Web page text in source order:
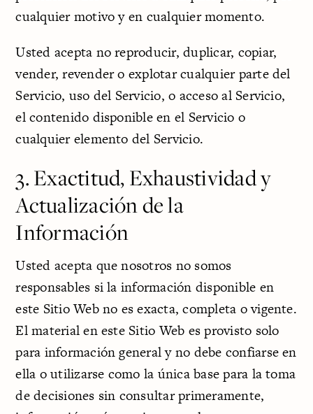
cualquier motivo y en cualquier momento.
Usted acepta no reproducir, duplicar, copiar,
vender, revender o explotar cualquier parte del
Servicio, uso del Servicio, o acceso al Servicio,
el contenido disponible en el Servicio o
cualquier elemento del Servicio.
3. Exactitud, Exhaustividad y
Actualización de la
Información
Usted acepta que nosotros no somos
responsables si la información disponible en
este Sitio Web no es exacta, completa o vigente.
El material en este Sitio Web es provisto solo
para información general y no debe confiarse en
ella o utilizarse como la única base para la toma
de decisiones sin consultar primeramente,